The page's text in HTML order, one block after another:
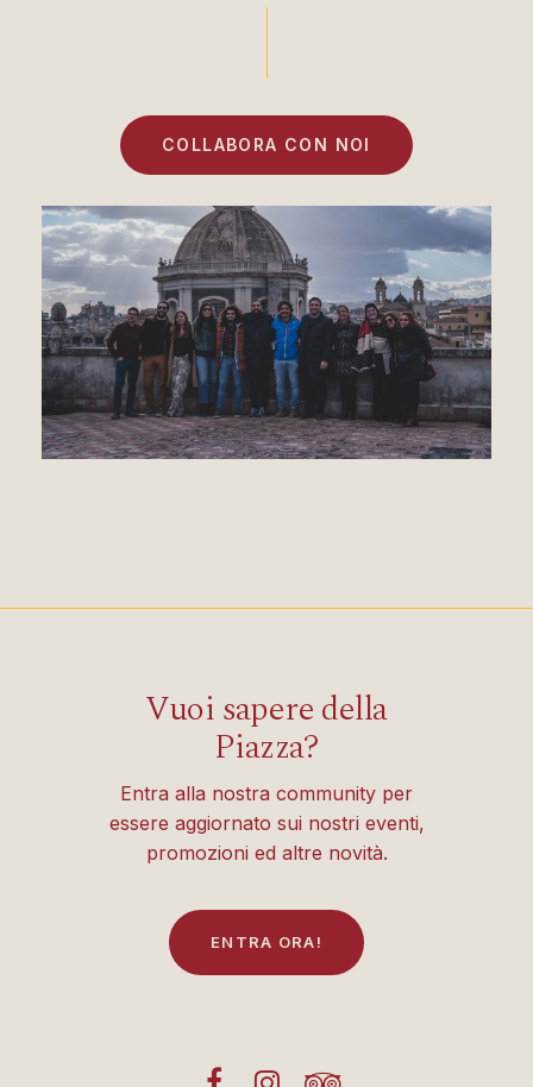
COLLABORA CON NOI
Vuoi sapere della
Piazza?
Entra alla nostra community per
essere aggiornato sui nostri eventi,
promozioni ed altre novità.
EN TRA ORA!